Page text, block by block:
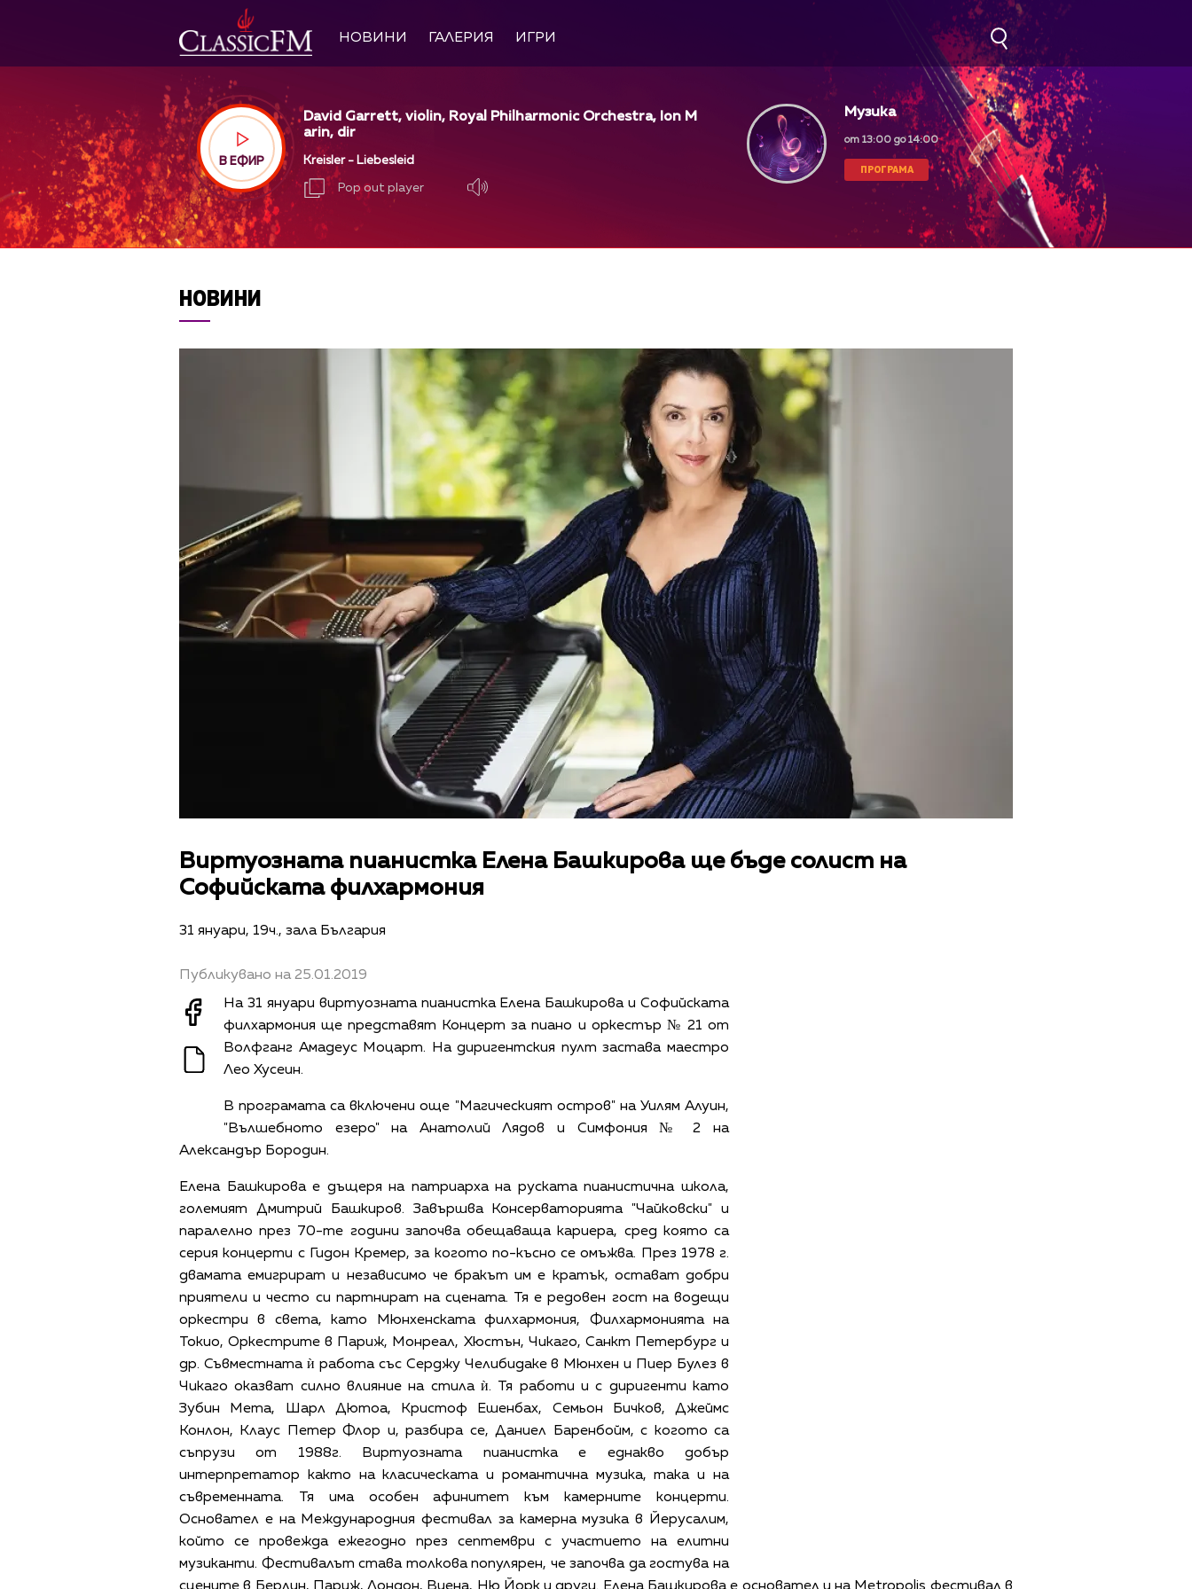
НОВИНИ ГАЛЕРИЯ ИГРИ
В ЕФИР
David Garrett, violin, Royal Philharmonic Orchestra, Ion M
arin, dir
Kreisler - Liebesleid
Pop out player
Музика
от 13:00 до 14:00
ПРОГРАМА
НОВИНИ
Виртуозната пианистка Елена Башкирова ще бъде солист на
Софийската филхармония
31 януари, 19ч., зала България
Публикувано на 25.01.2019
На 31 януари виртуозната пианистка Елена Башкирова и Софийската
филхармония ще представят Концерт за пиано и оркестър № 21 от
Волфганг Амадеус Моцарт. На диригентския пулт застава маестро
Лео Хусеин.
В програмата са включени още "Магическият остров" на Уилям Алуин,
"Вълшебното езеро" на Анатолий Лядов и Симфония № 2 на
Александър Бородин.
Елена Башкирова е дъщеря на патриарха на руската пианистична школа,
големият Дмитрий Башкиров. Завършва Консерваторията "Чайковски" и
паралелно през 70-те години започва обещаваща кариера, сред която са
серия концерти с Гидон Кремер, за когото по-късно се омъжва. През 1978 г.
двамата емигрират и независимо че бракът им е кратък, остават добри
приятели и често си партнират на сцената. Тя е редовен гост на водещи
оркестри в света, като Мюнхенската филхармония, Филхармонията на
Токио, Оркестрите в Париж, Монреал, Хюстън, Чикаго, Санкт Петербург и
др. Съвместната ѝ работа със Серджу Челибидаке в Мюнхен и Пиер Булез в
Чикаго оказват силно влияние на стила ѝ. Тя работи и с диригенти като
Зубин Мета, Шарл Дютоа, Кристоф Ешенбах, Семьон Бичков, Джеймс
Конлон, Клаус Петер Флор и, разбира се, Даниел Баренбойм, с когото са
съпрузи от 1988г. Виртуозната пианистка е еднакво добър
интерпретатор както на класическата и романтична музика, така и на
съвременната. Тя има особен афинитет към камерните концерти.
Основател е на Международния фестивал за камерна музика в Йерусалим,
който се провежда ежегодно през септември с участието на елитни
музиканти. Фестивалът става толкова популярен, че започва да гостува на
сцените в Берлин, Париж, Лондон, Виена, Ню Йорк и други. Елена Башкирова е основател и на Metropolis фестивал в